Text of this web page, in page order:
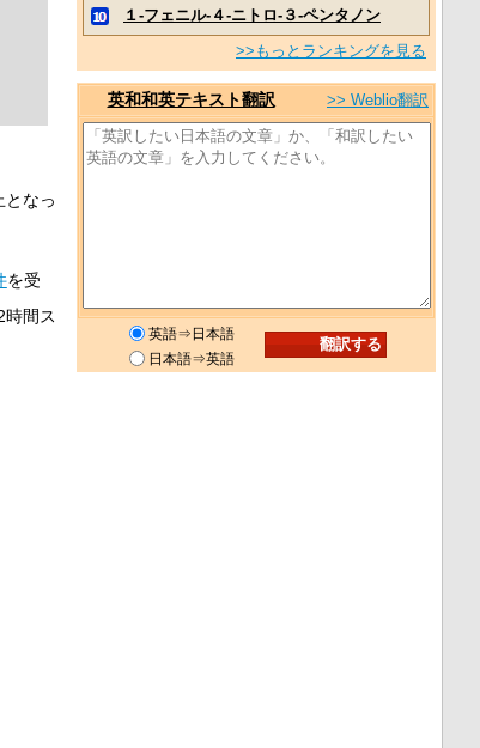
なっ
を受
時間ス
１‐フェニル‐４‐ニトロ‐３‐ペンタノン
>>もっとランキングを見る
英和和英テキスト翻訳 >> Weblio翻訳
英語⇒日本語
日本語⇒英語